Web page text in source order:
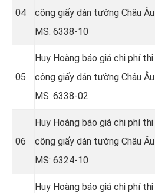
04
công giấy dán tường Châu Âu
MS: 6338-10
05
Huy Hoàng báo giá chi phí thi
công giấy dán tường Châu Âu
MS: 6338-02
06
Huy Hoàng báo giá chi phí thi
công giấy dán tường Châu Âu
MS: 6324-10
Huy Hoàng báo giá chi phí thi